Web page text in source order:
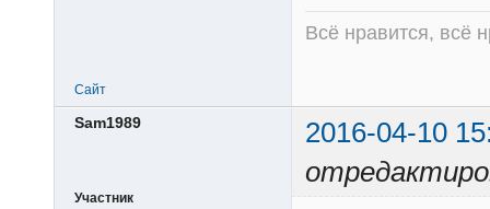
Всё нравится, всё
Сайт
Sam1989
2016-04-10
Участник